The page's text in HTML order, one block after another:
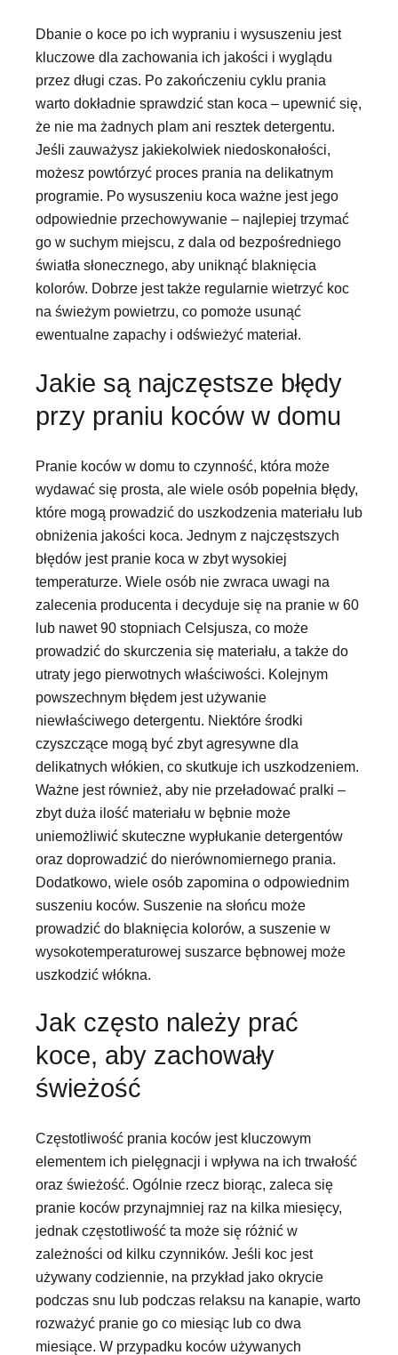
Dbanie o koce po ich wypraniu i wysuszeniu jest
kluczowe dla zachowania ich jakości i wyglądu
przez długi czas. Po zakończeniu cyklu prania
warto dokładnie sprawdzić stan koca – upewnić się,
że nie ma żadnych plam ani resztek detergentu.
Jeśli zauważysz jakiekolwiek niedoskonałości,
możesz powtórzyć proces prania na delikatnym
programie. Po wysuszeniu koca ważne jest jego
odpowiednie przechowywanie – najlepiej trzymać
go w suchym miejscu, z dala od bezpośredniego
światła słonecznego, aby uniknąć blaknięcia
kolorów. Dobrze jest także regularnie wietrzyć koc
na świeżym powietrzu, co pomoże usunąć
ewentualne zapachy i odświeżyć materiał.
Jakie są najczęstsze błędy
przy praniu koców w domu
Pranie koców w domu to czynność, która może
wydawać się prosta, ale wiele osób popełnia błędy,
które mogą prowadzić do uszkodzenia materiału lub
obniżenia jakości koca. Jednym z najczęstszych
błędów jest pranie koca w zbyt wysokiej
temperaturze. Wiele osób nie zwraca uwagi na
zalecenia producenta i decyduje się na pranie w 60
lub nawet 90 stopniach Celsjusza, co może
prowadzić do skurczenia się materiału, a także do
utraty jego pierwotnych właściwości. Kolejnym
powszechnym błędem jest używanie
niewłaściwego detergentu. Niektóre środki
czyszczące mogą być zbyt agresywne dla
delikatnych włókien, co skutkuje ich uszkodzeniem.
Ważne jest również, aby nie przeładować pralki –
zbyt duża ilość materiału w bębnie może
uniemożliwić skuteczne wypłukanie detergentów
oraz doprowadzić do nierównomiernego prania.
Dodatkowo, wiele osób zapomina o odpowiednim
suszeniu koców. Suszenie na słońcu może
prowadzić do blaknięcia kolorów, a suszenie w
wysokotemperaturowej suszarce bębnowej może
uszkodzić włókna.
Jak często należy prać
koce, aby zachowały
świeżość
Częstotliwość prania koców jest kluczowym
elementem ich pielęgnacji i wpływa na ich trwałość
oraz świeżość. Ogólnie rzecz biorąc, zaleca się
pranie koców przynajmniej raz na kilka miesięcy,
jednak częstotliwość ta może się różnić w
zależności od kilku czynników. Jeśli koc jest
używany codziennie, na przykład jako okrycie
podczas snu lub podczas relaksu na kanapie, warto
rozważyć pranie go co miesiąc lub co dwa
miesiące. W przypadku koców używanych